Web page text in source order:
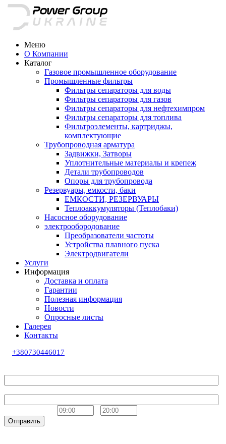
Меню
О Компании
Каталог
Газовое промышленное оборудование
Промышленные фильтры
Фильтры сепараторы для воды
Фильтры сепараторы для газов
Фильтры сепараторы для нефтехимпром
Фильтры сепараторы для топлива
Фильтроэлементы, картриджы,
комплектующие
Трубопроводная арматура
Задвижки, Затворы
Уплотнительные материалы и крепеж
Детали трубопроводов
Опоры для трубопровода
Резервуары, емкости, баки
ЕМКОСТИ, РЕЗЕРВУАРЫ
Теплоаккумуляторы (Теплобаки)
Насосное оборудование
электрообородование
Преобразователи частоты
Устройства плавного пуска
Электродвигатели
Услуги
Информация
Доставка и оплата
Гарантии
Полезная информация
Новости
Опросные листы
Галерея
Контакты
+380730446017
Отправить